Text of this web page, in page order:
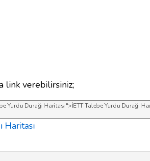
link verebilirsiniz;
Haritası